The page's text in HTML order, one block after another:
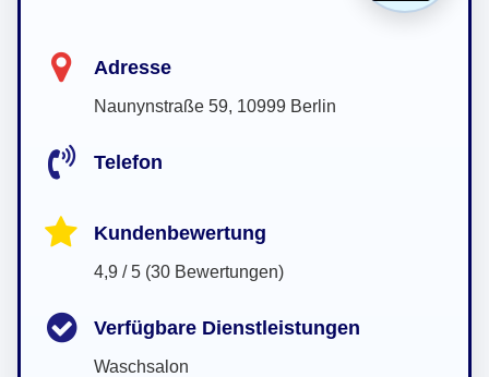
Adresse
Naunynstraße 59, 10999 Berlin
Telefon
Kundenbewertung
4,9 / 5 (30 Bewertungen)
Verfügbare Dienstleistungen
Waschsalon